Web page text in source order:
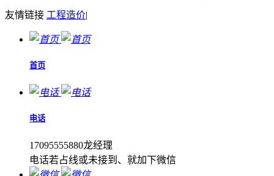
友情链接 工程造价|
首页
电话
17095555880龙经理
电话若占线或未接到、就加下微信